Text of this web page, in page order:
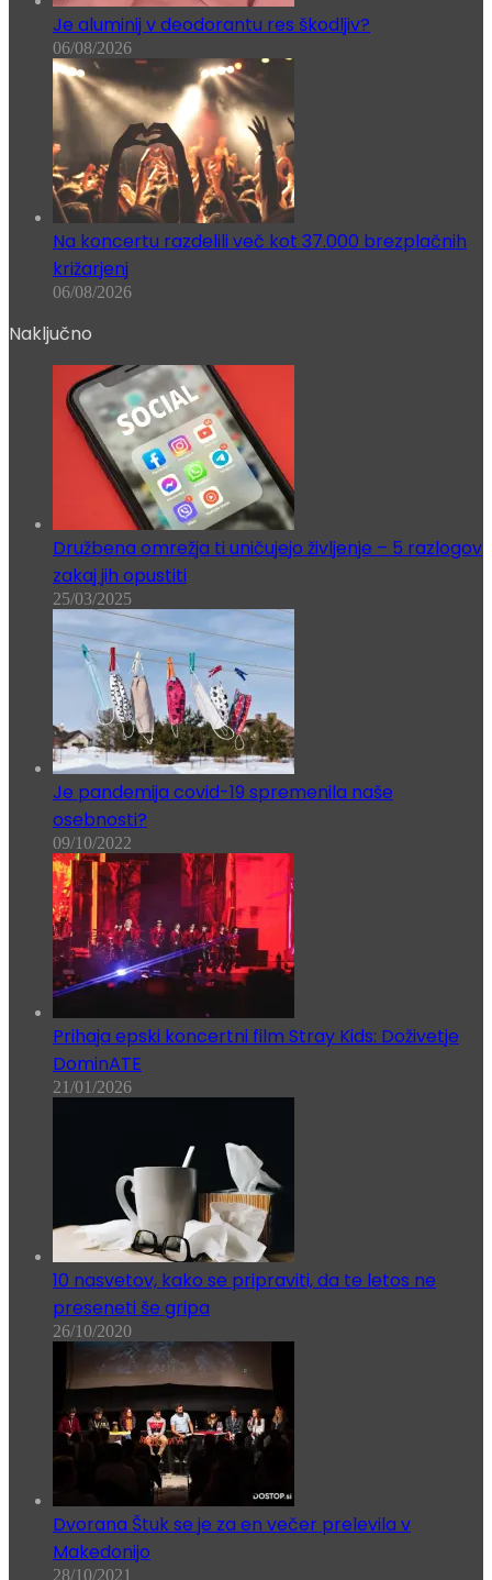
Je aluminij v deodorantu res škodljiv?
06/08/2026
Na koncertu razdelili več kot 37.000 brezplačnih
križarjenj
06/08/2026
Naključno
Družbena omrežja ti uničujejo življenje – 5 razlogov
zakaj jih opustiti
25/03/2025
Je pandemija covid-19 spremenila naše
osebnosti?
09/10/2022
Prihaja epski koncertni film Stray Kids: Doživetje
DominATE
21/01/2026
10 nasvetov, kako se pripraviti, da te letos ne
preseneti še gripa
26/10/2020
Dvorana Štuk se je za en večer prelevila v
Makedonijo
28/10/2021